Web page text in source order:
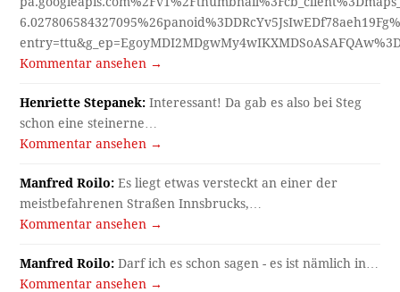
Kommentar ansehen →
Henriette Stepanek: Interessant! Da gab es also bei Steg
schon eine steinerne…
Kommentar ansehen →
Manfred Roilo: Es liegt etwas versteckt an einer der
meistbefahrenen Straßen Innsbrucks,…
Kommentar ansehen →
Manfred Roilo: Darf ich es schon sagen - es ist nämlich in…
Kommentar ansehen →